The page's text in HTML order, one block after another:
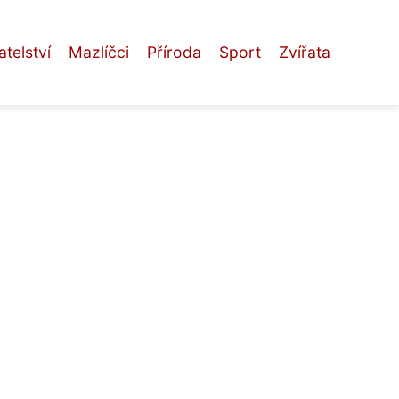
Mazlíčci Příroda Sport Zvířata